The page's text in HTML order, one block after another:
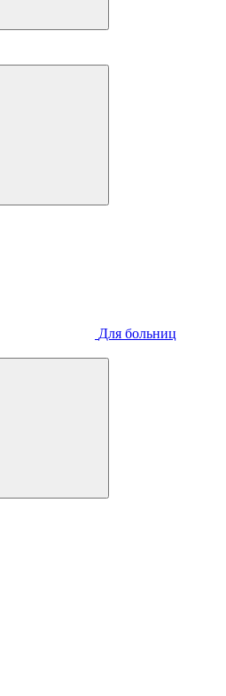
Для больниц